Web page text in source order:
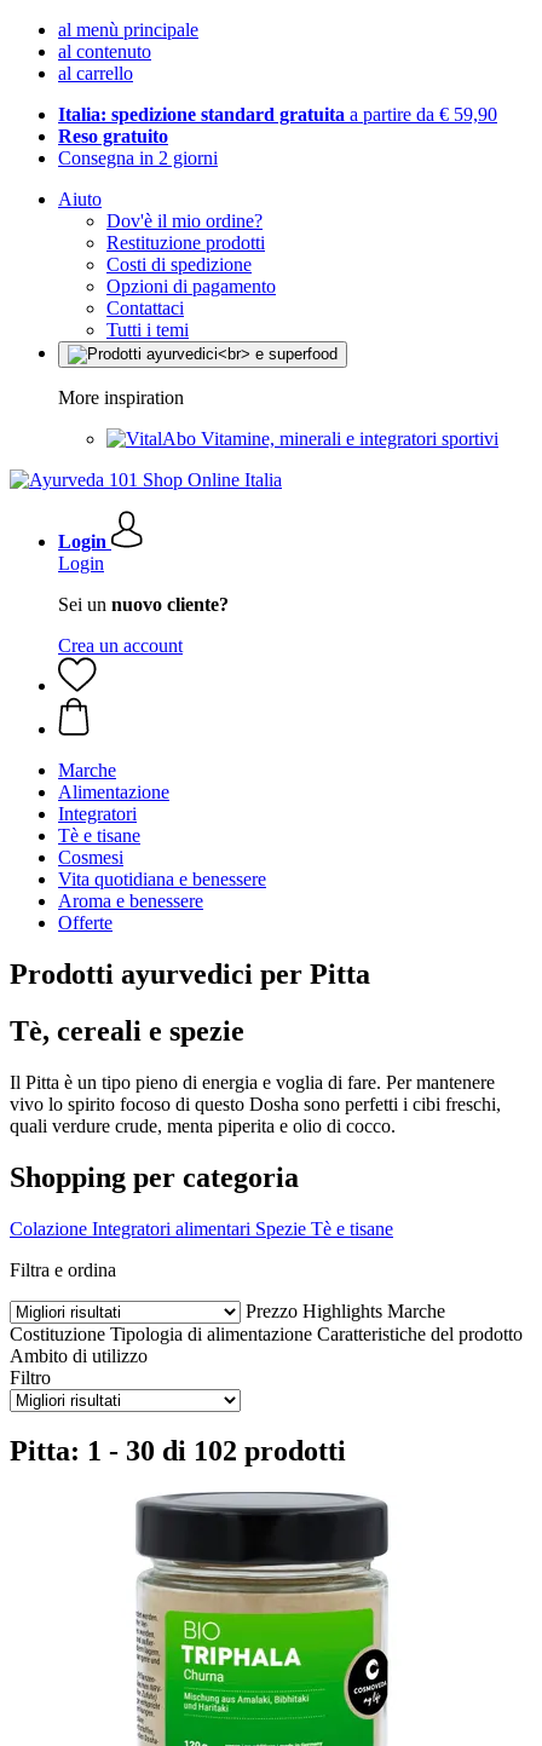
al menù principale
al contenuto
al carrello
Italia: spedizione standard gratuita a partire da € 59,90
Reso gratuito
Consegna in 2 giorni
Aiuto
Dov'è il mio ordine?
Restituzione prodotti
Costi di spedizione
Opzioni di pagamento
Contattaci
Tutti i temi
More inspiration
Vitamine, minerali e integratori sportivi
Login
Login
Sei un nuovo cliente?
Crea un account
Marche
Alimentazione
Integratori
Tè e tisane
Cosmesi
Vita quotidiana e benessere
Aroma e benessere
Offerte
Prodotti ayurvedici per Pitta
Tè, cereali e spezie
Il Pitta è un tipo pieno di energia e voglia di fare. Per mantenere
vivo lo spirito focoso di questo Dosha sono perfetti i cibi freschi,
quali verdure crude, menta piperita e olio di cocco.
Shopping per categoria
Colazione Integratori alimentari Spezie Tè e tisane
Filtra e ordina
Prezzo Highlights Marche
Costituzione Tipologia di alimentazione Caratteristiche del prodotto
Ambito di utilizzo
Filtro
Pitta: 1 - 30 di 102 prodotti